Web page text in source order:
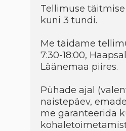
Tellimuse
kuni 3 tundi.
Me täidame
7:30-18:00,
Läänemaa piires.
Pühade ajal
naistepäev,
me garanteerida